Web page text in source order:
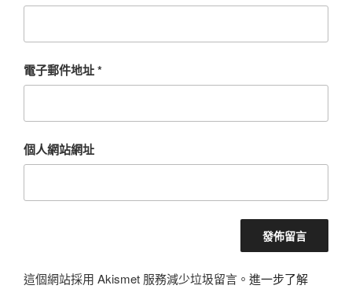
電子郵件地址*
個人網站網址
這個網站採用 Akismet 服務減少垃圾留言。 進一步了解